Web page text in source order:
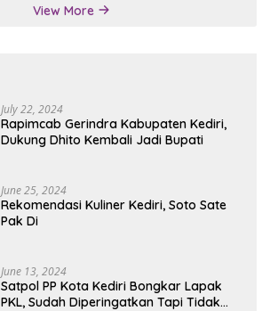
View More
July 22, 2024
Rapimcab Gerindra Kabupaten Kediri,
Dukung Dhito Kembali Jadi Bupati
June 25, 2024
Rekomendasi Kuliner Kediri, Soto Sate
Pak Di
June 13, 2024
Satpol PP Kota Kediri Bongkar Lapak
PKL, Sudah Diperingatkan Tapi Tidak